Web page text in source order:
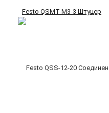
Festo QSMT-M3-3 Штуцер